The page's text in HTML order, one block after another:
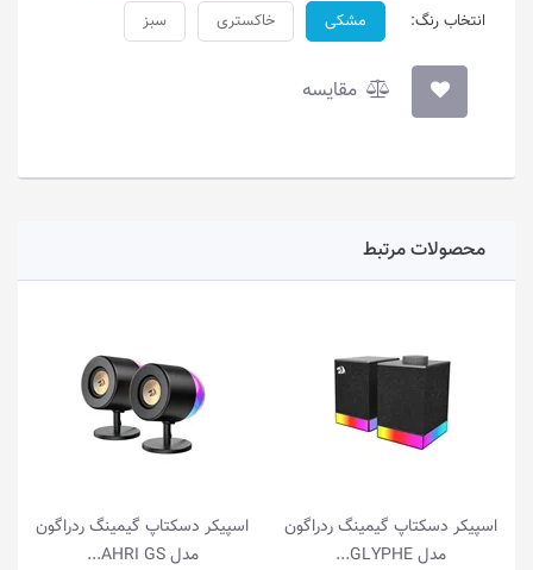
انتخاب رنگ: مشکی خاکستری سبز
مقایسه
محصولات مرتبط
اسپیکر دسکتاپ گیمینگ ردراگون
مدل GLYPHE...
اسپیکر دسکتاپ گیمینگ ردراگون
مدل AHRI GS...